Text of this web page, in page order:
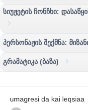
სიუჟეტის ჩონჩხი:
პერსონაჟის შექმნა:
გრამატიკა (ბაზა)
umagresi da kai leqsiaa